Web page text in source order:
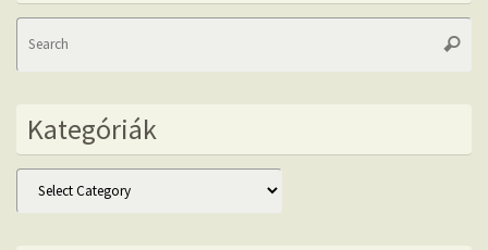
Kategóriák
Kategóriák